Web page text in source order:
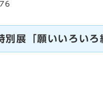
展「願いいろいろ